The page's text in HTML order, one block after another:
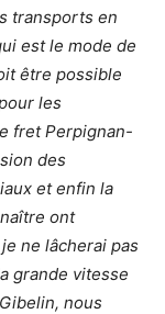
transports en
est le mode de
être possible
les
fret Perpignan-
des
et enfin la
ont
ne lâcherai pas
grande vitesse
nous